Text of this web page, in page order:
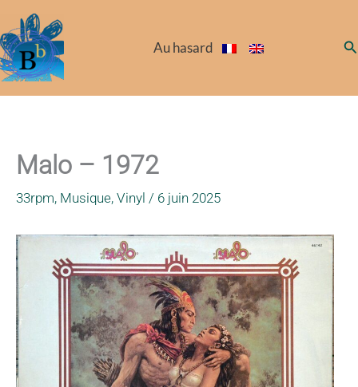
au
contenu
Au hasard
Malo – 1972
33rpm, Musique, Vinyl / 6 juin 2025